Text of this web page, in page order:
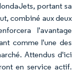
portant sa
combiné aux deux
l'avantage
comme l'une des
Attendus d'ici
en service actif.